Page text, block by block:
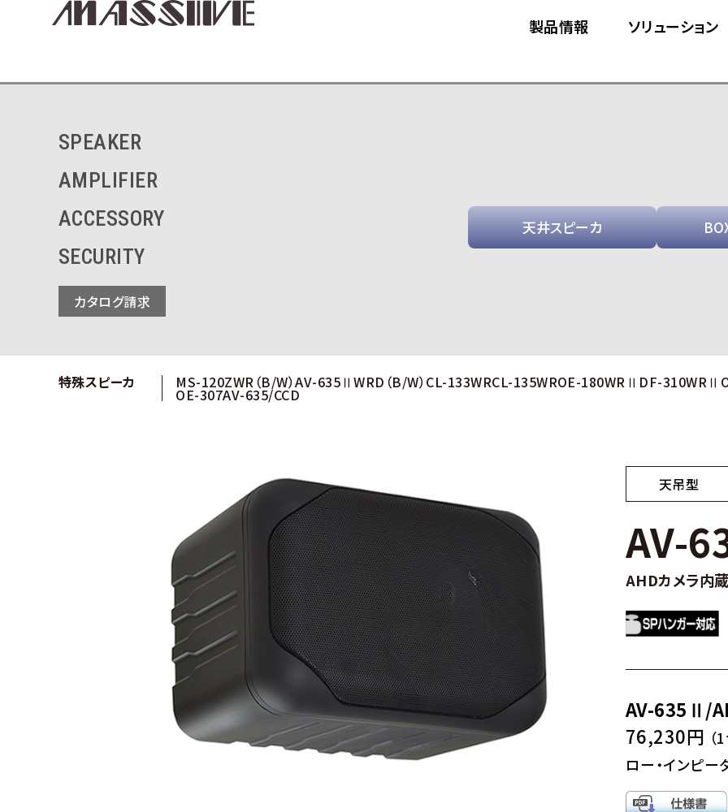
製品情報 ソリューション
SPEAKER
AMPLIFIER
ACCESSORY
SECURITY
カタログ請求
天井スピーカ
特殊スピーカ MS-120ZWR（B/W）AV-635ⅡWRD（B/W） CL-133WRCL-135WROE-180WRⅡ DF-310WRⅡ
OE-307AV-635/CCD
天吊型
AV-
AHDカメラ内
AV-635Ⅱ/
76,230円
ロー・インピー